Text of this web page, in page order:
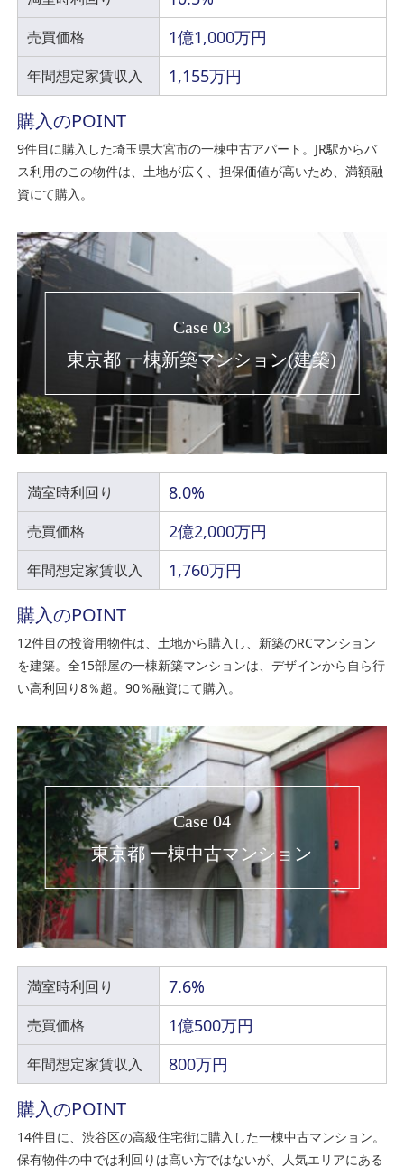
売買価格 1億1,000万円
年間想定家賃収入 1,155万円
購入のPOINT
9件目に購入した埼玉県大宮市の一棟中古アパート。JR駅からバ
ス利用のこの物件は、土地が広く、担保価値が高いため、満額融
資にて購入。
Case 03
東京都 一棟新築マンション(建築)
満室時利回り 8.0%
売買価格 2億2,000万円
年間想定家賃収入 1,760万円
購入のPOINT
12件目の投資用物件は、土地から購入し、新築のRCマンション
を建築。全15部屋の一棟新築マンションは、デザインから自ら行
い高利回り8％超。90％融資にて購入。
Case 04
東京都 一棟中古マンション
満室時利回り 7.6%
売買価格 1億500万円
年間想定家賃収入 800万円
購入のPOINT
14件目に、渋谷区の高級住宅街に購入した一棟中古マンション。
保有物件の中では利回りは高い方ではないが、人気エリアにある